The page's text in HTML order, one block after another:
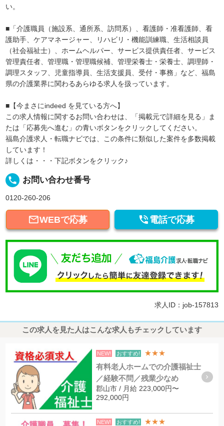
い。
■「介護職員（施設系、通所系、訪問系）、看護師・准看護師、看
護助手、ケアマネージャー、リハビリ・機能訓練職、生活相談員
（社会福祉士）、ホームヘルパー、サービス提供責任者、サービス
管理責任者、管理職・管理職候補、管理栄養士・栄養士、調理師・
調理スタッフ、児童指導員、生活支援員、受付・事務」など、福島
県の介護業界に関わるあらゆる求人を扱っています。
■【今まさにindeed を見ている方へ】
この求人情報に関するお問い合わせは、「掲載元で詳細を見る」ま
たは「応募先へ進む」の青いボタンをクリックしてください。
福島介護求人・転職ナビでは、この条件に類似した案件を多数掲載
しています！
詳しくは・・・下記ボタンをクリック♪
local_phone お問い合わせ番号
0120-260-206
WEBで応募  電話で応募
求人ID：job-157813
この求人を見た人はこんな求人もチェックしています
NEW! おすすめ! ★★★
有料老人ホームでの介護福祉士
／経験不問／残業少なめ
郡山市 / 月給 223,000円〜
292,000円
NEW! おすすめ! ★★★